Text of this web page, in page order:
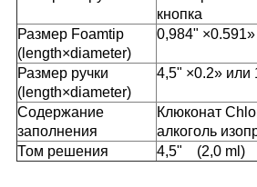
кнопка
Размер Foamtip
(length×diameter)
0,984"
Размер ручки
(length×diameter)
4,5" ×0.2» или
Содержание
заполнения
Клюконат
алкоголь
Том решения
4,5" (2,0 ml)